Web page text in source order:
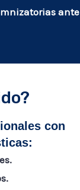
ante
con